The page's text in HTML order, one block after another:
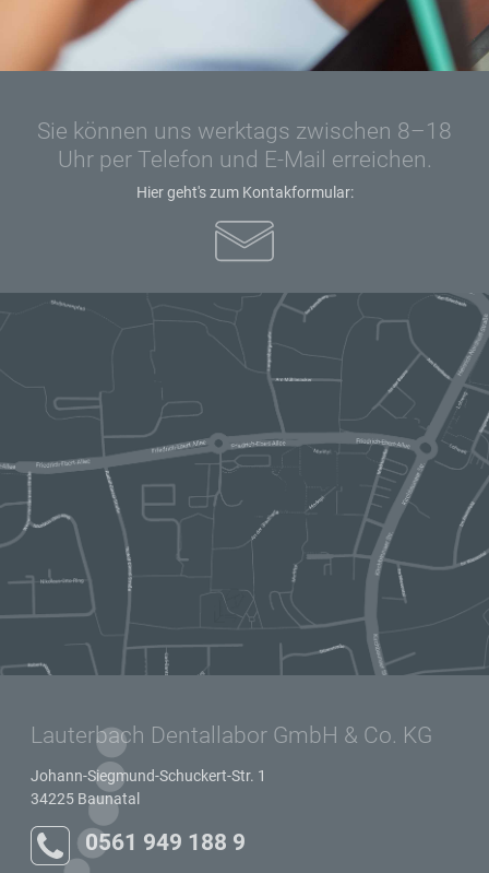
Sie können uns werktags zwischen 8–18
Uhr per Telefon und E-Mail erreichen.
Hier geht's zum Kontakformular:
Lauterbach Dentallabor GmbH & Co. KG
Johann-Siegmund-Schuckert-Str. 1
34225 Baunatal
0561 949 188 9